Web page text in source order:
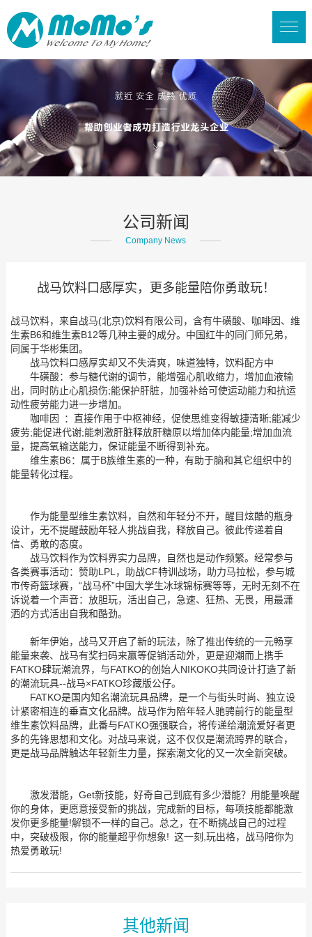
公司新闻
Company News
战马饮料口感厚实，更多能量陪你勇敢玩！
战马饮料，来自战马(北京)饮料有限公司，含有牛磺酸、咖啡因、维
生素B6和维生素B12等几种主要的成分。中国红牛的同门师兄弟，
同属于华彬集团。
战马饮料口感厚实却又不失清爽，味道独特，饮料配方中
牛磺酸：参与糖代谢的调节，能增强心肌收缩力，增加血液输
出，同时防止心肌损伤;能保护肝脏，加强补给可使运动能力和抗运
动性疲劳能力进一步增加。
咖啡因 ：直接作用于中枢神经，促使思维变得敏捷清晰;能减少
疲劳;能促进代谢;能刺激肝脏释放肝糖原以增加体内能量;增加血流
量，提高氧输送能力，保证能量不断得到补充。
维生素B6：属于B族维生素的一种，有助于脑和其它组织中的
能量转化过程。
作为能量型维生素饮料，自然和年轻分不开，醒目炫酷的瓶身
设计，无不提醒鼓励年轻人挑战自我，释放自己。彼此传递着自
信、勇敢的态度。
战马饮料作为饮料界实力品牌，自然也是动作频繁。经常参与
各类赛事活动：赞助LPL，助战CF特训战场，助力马拉松，参与城
市传奇篮球赛，“战马杯”中国大学生冰球锦标赛等等，无时无刻不在
诉说着一个声音：放胆玩，活出自己，急速、狂热、无畏，用最潇
洒的方式活出自我和酷劲。
新年伊始，战马又开启了新的玩法，除了推出传统的一元畅享
能量来袭、战马有奖扫码来赢等促销活动外，更是迎潮而上携手
FATKO肆玩潮流界，与FATKO的创始人NIKOKO共同设计打造了新
的潮流玩具--战马×FATKO珍藏版公仔。
FATKO是国内知名潮流玩具品牌，是一个与街头时尚、独立设
计紧密相连的垂直文化品牌。战马作为陪年轻人驰骋前行的能量型
维生素饮料品牌，此番与FATKO强强联合，将传递给潮流爱好者更
多的先锋思想和文化。对战马来说，这不仅仅是潮流跨界的联合，
更是战马品牌触达年轻新生力量，探索潮文化的又一次全新突破。
激发潜能，Get新技能，好奇自己到底有多少潜能？用能量唤醒
你的身体，更愿意接受新的挑战，完成新的目标，每项技能都能激
发你更多能量!解锁不一样的自己。总之，在不断挑战自己的过程
中，突破极限，你的能量超乎你想象! 这一刻,玩出格，战马陪你为
热爱勇敢玩!
其他新闻